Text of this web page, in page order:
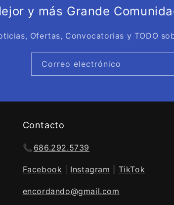
y más Grande
Ofertas, Convocatorias y TODO
Correo electrónico
Contacto
📞 686.292.5739
Facebook Instagram TikTok
encordando@gmail.com